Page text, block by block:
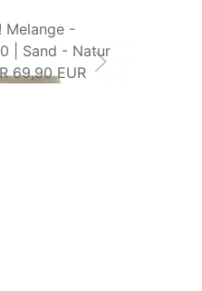
Melange -
| Sand - Natur
69,90 EUR